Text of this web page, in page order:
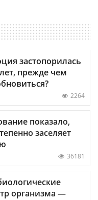
застопорилась
прежде чем
2264
показало,
заселяет
36181
организма —